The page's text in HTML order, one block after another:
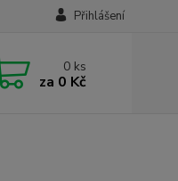
Přihlášení
0 ks
za 0 Kč